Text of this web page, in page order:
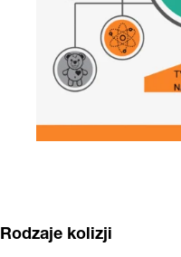
Rodzaje kolizji